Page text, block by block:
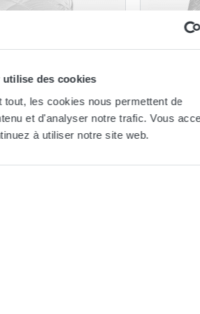
des cookies
tout, les cookies nous permettent de
et d'analyser notre trafic. Vous
à utiliser notre site web.
de Vian Tiran
Sur-
Grand Litier